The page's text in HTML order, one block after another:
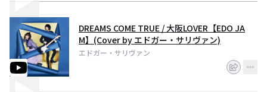
DREAMS COME TRUE / 大阪LOVER【EDO JA
M】(Cover by エドガー・サリヴァン)
エドガー・サリヴァン